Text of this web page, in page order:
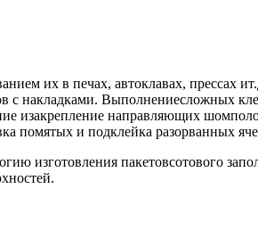
их в печах, автоклавах, прессах
накладками. Выполнениесложных
изакрепление направляющих
помятых и подклейка разорванных
изготовления пакетовсотового